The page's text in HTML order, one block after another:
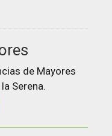
de Mayores
Serena.